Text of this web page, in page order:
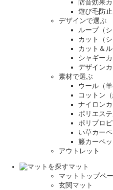
防音効果
遊び毛防
デザインで選ぶ
ループ（
カット（
カット＆
シャギー
デザイン
素材で選ぶ
ウール（
コットン
ナイロン
ポリエス
ポリプロ
い草カー
籐カーペッ
アウトレット
マット
マットトップペ
玄関マット